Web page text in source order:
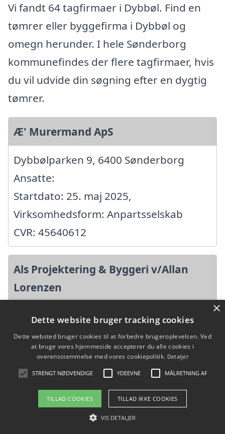
Vi fandt 64 tagfirmaer i Dybbøl. Find en
tømrer eller byggefirma i Dybbøl og
omegn herunder. I hele Sønderborg
kommunefindes der flere tagfirmaer, hvis
du vil udvide din søgning efter en dygtig
tømrer.
Æ' Murermand ApS
Dybbølparken 9, 6400 Sønderborg
Ansatte:
Startdato: 25. maj 2025,
Virksomhedsform: Anpartsselskab
CVR: 45640612
Als Projektering & Byggeri v/Allan
Lorenzen
Solbakken 14, 6400 Sønderborg
Ansatte: 2
Startdato: 19. august 2008,
Virksomhedsform:
Enkeltmandsvirksomhed
CVR: 31568900
×
Dette website bruger tracking cookies
Dette websted bruger cookies til at forbedre brugeroplevelsen. Ved
at bruge vores hjemmeside accepterer du alle cookies i
overensstemmelse med vores cookiepolitik. Detaljer
STRENGT NØDVENDIGE YDEEVNE MÅLRETNING AF
TILLAD COOKIES TILLAD IKKE COOKIES
VIS DETALJER